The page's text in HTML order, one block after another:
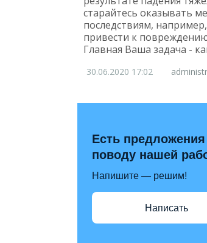
старайтесь оказывать
последствиям,
привести к
Главная Ваша задача -
30.06.2020 17:02
Есть
поводу нашей
Напишите — решим!
Написать